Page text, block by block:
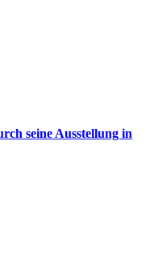
seine Ausstellung in